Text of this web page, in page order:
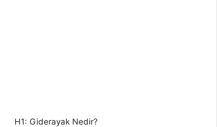
H1: Giderayak Nedir?